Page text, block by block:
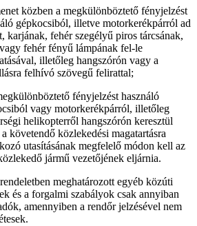
közben a megkülönböztető fényjelzést
gépkocsiból, illetve motorkerékpárról ad
karjának, fehér szegélyű piros tárcsának,
fehér fényű lámpának fel-le
illetőleg hangszórón vagy a
felhívó szövegű felirattal;
fényjelzést használó
vagy motorkerékpárról, illetőleg
helikopterről hangszórón keresztül
követendő közlekedési magatartásra
utasításának megfelelő módon kell az
jármű vezetőjének eljárnia.
meghatározott egyéb közúti
és a forgalmi szabályok csak annyiban
amennyiben a rendőr jelzésével nem